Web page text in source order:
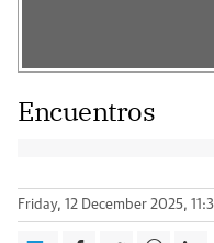
Encuentros
Friday, 12 December 2025,